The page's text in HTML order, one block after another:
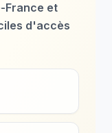
France et
d'accès